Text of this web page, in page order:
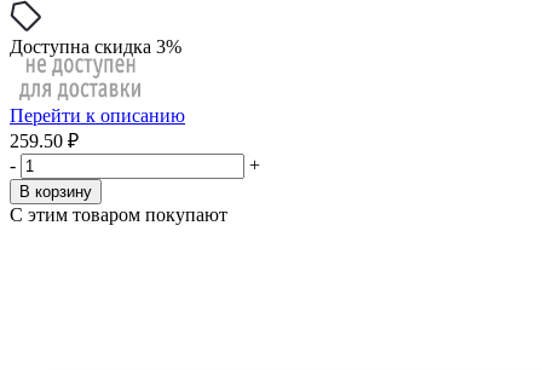
Доступна скидка 3%
Перейти к описанию
259.50 ₽
-
+
В корзину
С этим товаром покупают